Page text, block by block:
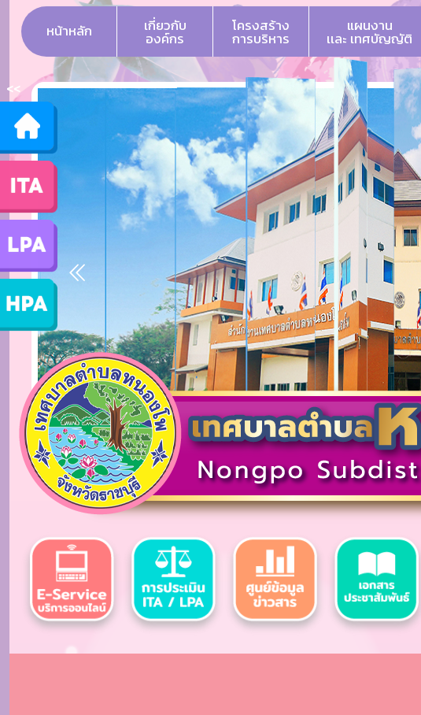
<<
หน้าหลัก เกี่ยวกับ
องค์กร
โครงสร้าง
การบริหาร
แผนงาน
เเละ เทศบัญญัติ